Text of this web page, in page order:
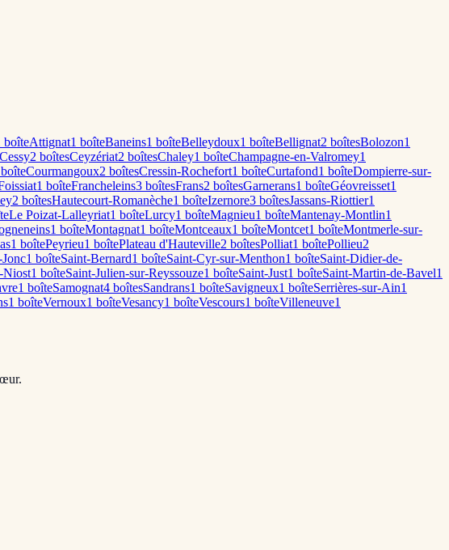
boîteAttignat1 boîteBaneins1 boîteBelleydoux1 boîteBellignat2 boîtesBolozon1
Cessy2 boîtesCeyzériat2 boîtesChaley1 boîteChampagne-en-Valromey1
boîteCourmangoux2 boîtesCressin-Rochefort1 boîteCurtafond1 boîteDompierre-sur-
1 boîteFrancheleins3 boîtesFrans2 boîtesGarnerans1 boîteGéovreisset1
2 boîtesHautecourt-Romanèche1 boîteIzernore3 boîtesJassans-Riottier1
Le Poizat-Lalleyriat1 boîteLurcy1 boîteMagnieu1 boîteMantenay-Montlin1
1 boîteMontagnat1 boîteMontceaux1 boîteMontcet1 boîteMontmerle-sur-
1 boîtePeyrieu1 boîtePlateau d'Hauteville2 boîtesPolliat1 boîtePollieu2
1 boîteSaint-Bernard1 boîteSaint-Cyr-sur-Menthon1 boîteSaint-Didier-de-
Niost1 boîteSaint-Julien-sur-Reyssouze1 boîteSaint-Just1 boîteSaint-Martin-de-Bavel1
1 boîteSamognat4 boîtesSandrans1 boîteSavigneux1 boîteSerrières-sur-Ain1
1 boîteVernoux1 boîteVesancy1 boîteVescours1 boîteVilleneuve1